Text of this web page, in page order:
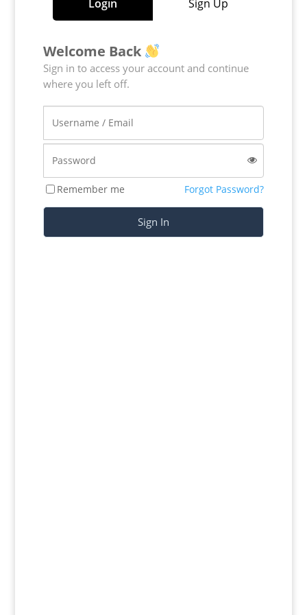
Login Sign Up
Welcome Back
Sign in to access your account and continue
where you left off.
Remember me Forgot Password?
Sign In